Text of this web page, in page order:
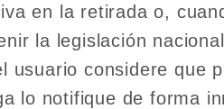
en la retirada o,
la legislación
usuario considere que
lo notifique de forma